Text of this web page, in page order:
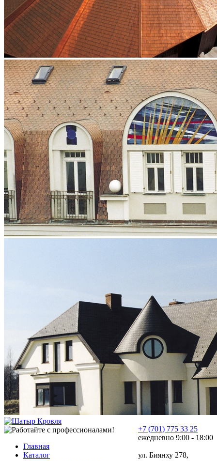
+7 (701) 775 33 25
ежедневно 9:00 - 18:00
ул. Биянху 278,
Главная
Каталог